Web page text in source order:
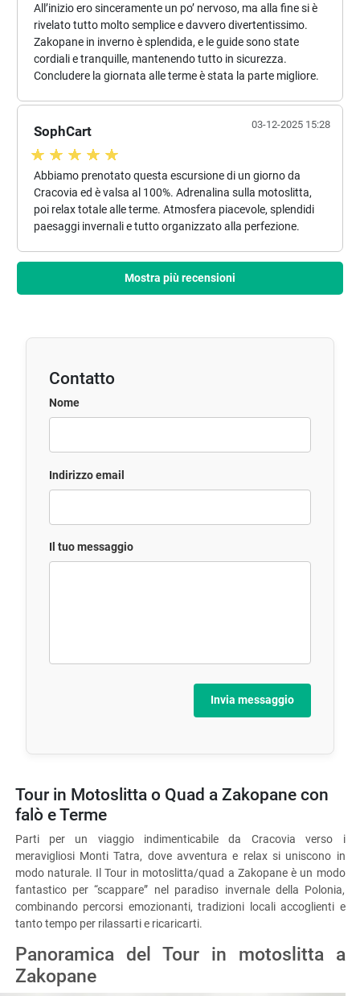
All’inizio ero sinceramente un po’ nervoso, ma alla fine si è
rivelato tutto molto semplice e davvero divertentissimo.
Zakopane in inverno è splendida, e le guide sono state
cordiali e tranquille, mantenendo tutto in sicurezza.
Concludere la giornata alle terme è stata la parte migliore.
SophCart 03-12-2025 15:28
Abbiamo prenotato questa escursione di un giorno da
Cracovia ed è valsa al 100%. Adrenalina sulla motoslitta,
poi relax totale alle terme. Atmosfera piacevole, splendidi
paesaggi invernali e tutto organizzato alla perfezione.
Mostra più recensioni
Contatto
Nome
Indirizzo email
Il tuo messaggio
Invia messaggio
Tour in Motoslitta o Quad a Zakopane con
falò e Terme
Parti per un viaggio indimenticabile da Cracovia verso i
meravigliosi Monti Tatra, dove avventura e relax si uniscono in
modo naturale. Il Tour in motoslitta/quad a Zakopane è un modo
fantastico per “scappare” nel paradiso invernale della Polonia,
combinando percorsi emozionanti, tradizioni locali accoglienti e
tanto tempo per rilassarti e ricaricarti.
Panoramica del Tour in motoslitta a
Zakopane